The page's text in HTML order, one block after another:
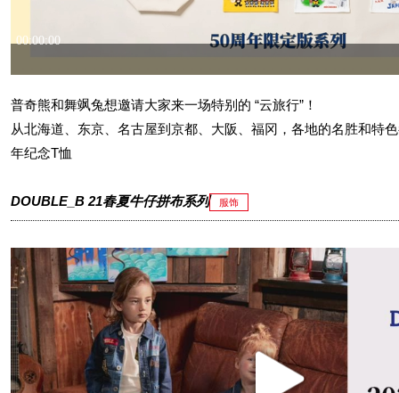
普奇熊和舞飒兔想邀请大家来一场特别的 “云旅行”！
从北海道、东京、名古屋到京都、大阪、福冈，各地的名胜和特
年纪念T恤
DOUBLE_B 21春夏牛仔拼布系列 服饰